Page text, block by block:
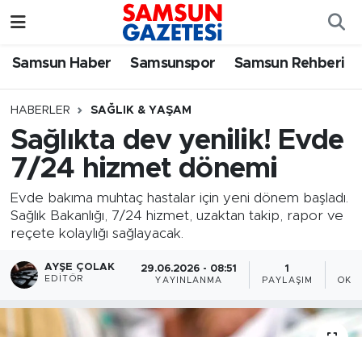
Samsun Haber Samsunspor Samsun Rehberi
HABERLER SAĞLIK & YAŞAM
Sağlıkta dev yenilik! Evde
7/24 hizmet dönemi
Evde bakıma muhtaç hastalar için yeni dönem başladı.
Sağlık Bakanlığı, 7/24 hizmet, uzaktan takip, rapor ve
reçete kolaylığı sağlayacak.
AYŞE ÇOLAK
EDITÖR
29.06.2026 - 08:51
YAYINLANMA
1
PAYLAŞIM
Samsun Haber
Samsunspor
Samsun Rehberi
Samsun Nöbetçi Eczaneler
Samsun Hava Durumu
SAMSUN Namaz Vakitleri
Süper Lig Puan Durumu ve Fikstür
Tüm Manşetler
Son Dakika Haberleri